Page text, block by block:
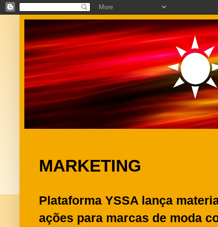
MARKETING
Plataforma YSSA lança
ações para marcas de moda